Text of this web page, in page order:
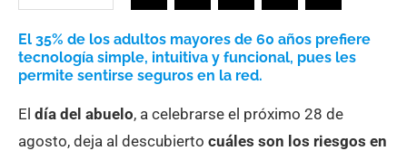
El 35% de los adultos mayores de 60 años prefiere
tecnología simple, intuitiva y funcional, pues les
permite sentirse seguros en la red.
El día del abuelo, a celebrarse el próximo 28 de
agosto, deja al descubierto cuáles son los riesgos en